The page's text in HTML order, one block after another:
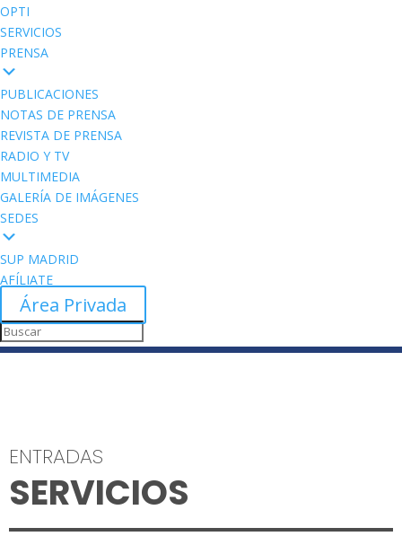
OPTI
SERVICIOS
PRENSA
PUBLICACIONES
NOTAS DE PRENSA
REVISTA DE PRENSA
RADIO Y TV
MULTIMEDIA
GALERÍA DE IMÁGENES
SEDES
SUP MADRID
AFÍLIATE
Área Privada
ENTRADAS
SERVICIOS